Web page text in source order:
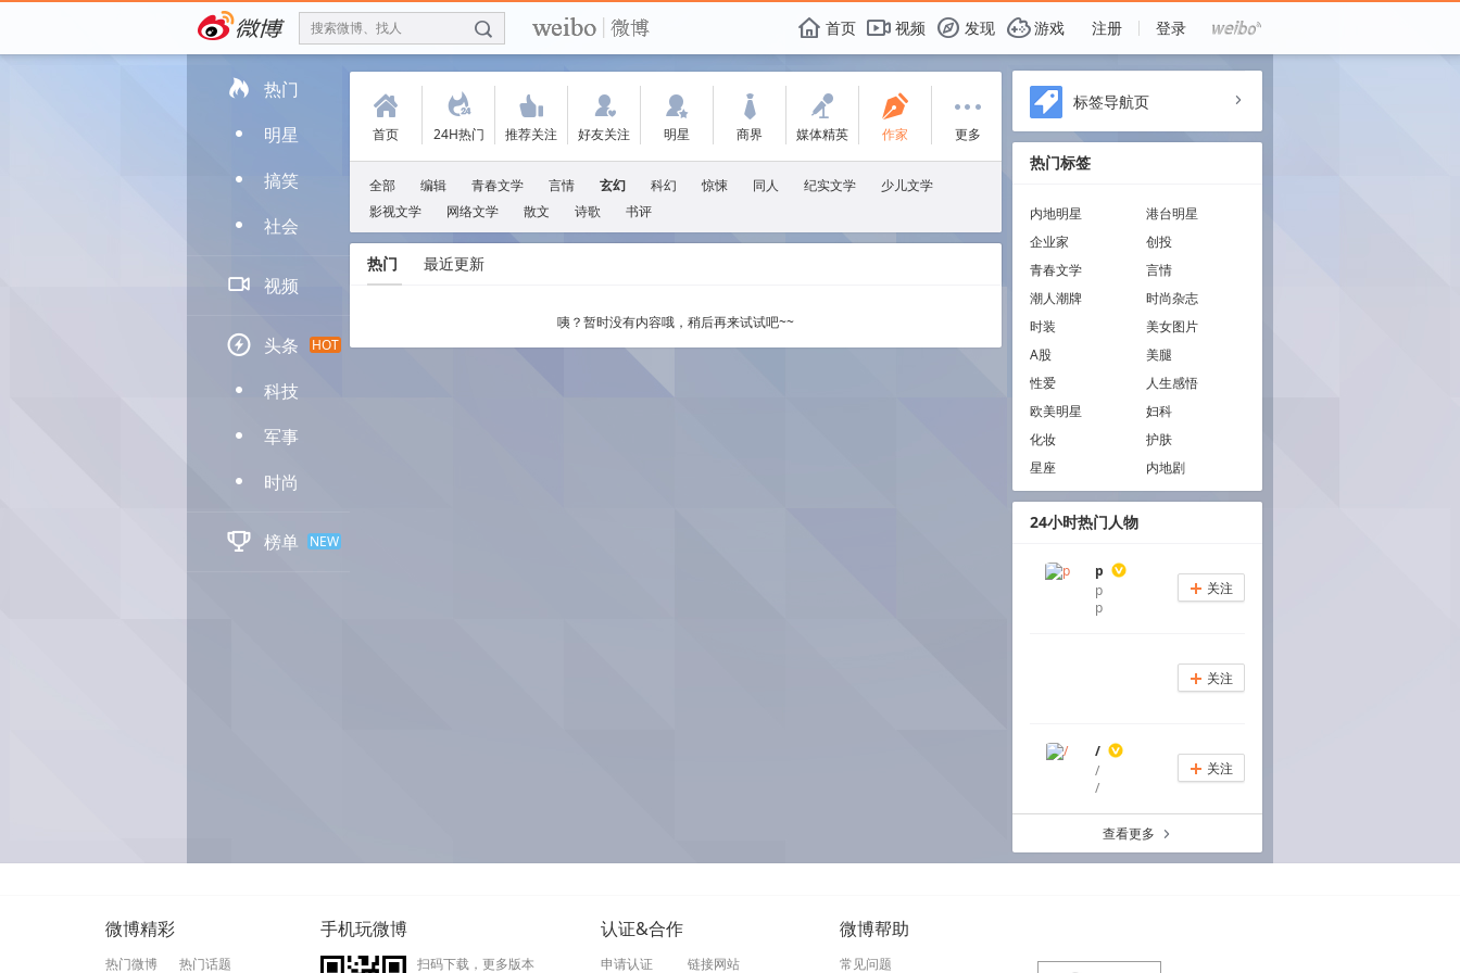
搜索微博、找人 f E 首页  视频 F 发现 G游戏 注册 登录
 热门
D 明星
D 搞笑
D 社会
 视频
 头条 HOT
D 科技
D 军事
D 时尚
 榜单 NEW
(
首页
.
24H热门
'
推荐关注
:
好友关注
w
明星
+
商界
-
媒体精英
X
作家
i
更多
全部 编辑 青春文学 言情 玄幻 科幻 惊悚 同人 纪实文学
少儿文学
影视文学
网络文学 散文 诗歌 书评
热门 最近更新
咦？暂时没有内容哦，稍后再来试试吧~~
标签导航页 a
热门标签
内地明星
港台明星
企业家
创投
青春文学
言情
潮人潮牌
时尚杂志
时装
美女图片
A股
美腿
性爱
人生感悟
欧美明星
妇科
化妆
护肤
星座
内地剧
24小时热门人物
p
p
p
+ 关注
+ 关注
/
/
/
+ 关注
查看更多 a
微博精彩
热门微博 热门话题
手机玩微博
扫码下载，更多版本
认证&合作
申请认证 链接网站
微博帮助
常见问题